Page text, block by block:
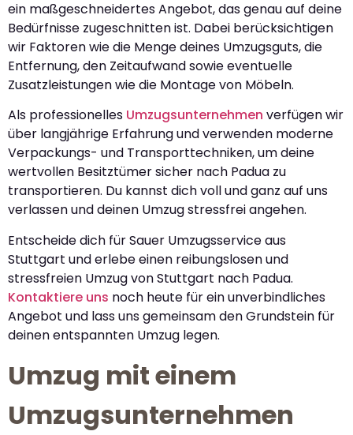
ein maßgeschneidertes Angebot, das genau auf deine
Bedürfnisse zugeschnitten ist. Dabei berücksichtigen
wir Faktoren wie die Menge deines Umzugsguts, die
Entfernung, den Zeitaufwand sowie eventuelle
Zusatzleistungen wie die Montage von Möbeln.
Als professionelles Umzugsunternehmen verfügen wir
über langjährige Erfahrung und verwenden moderne
Verpackungs- und Transporttechniken, um deine
wertvollen Besitztümer sicher nach Padua zu
transportieren. Du kannst dich voll und ganz auf uns
verlassen und deinen Umzug stressfrei angehen.
Entscheide dich für Sauer Umzugsservice aus
Stuttgart und erlebe einen reibungslosen und
stressfreien Umzug von Stuttgart nach Padua.
Kontaktiere uns noch heute für ein unverbindliches
Angebot und lass uns gemeinsam den Grundstein für
deinen entspannten Umzug legen.
Umzug mit einem
Umzugsunternehmen